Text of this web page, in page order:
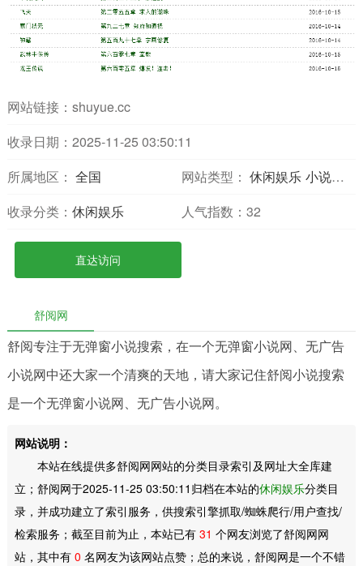
网站链接： shuyue.cc
收录日期：2025-11-25 03:50:11
所属地区： 全国 网站类型： 休闲娱乐 小说网站
收录分类： 休闲娱乐 人气指数： 32
直达访问
舒阅网
舒阅专注于无弹窗小说搜索，在一个无弹窗小说网、无广告
小说网中还大家一个清爽的天地，请大家记住舒阅小说搜索
是一个无弹窗小说网、无广告小说网。
网站说明：
本站在线提供多舒阅网网站的分类目录索引及网址大全库建
立；舒阅网于2025-11-25 03:50:11归档在本站的休闲娱乐分类目
录，并成功建立了索引服务，供搜索引擎抓取/蜘蛛爬行/用户查找/
检索服务；截至目前为止，本站已有 31 个网友浏览了舒阅网网
站，其中有 0 名网友为该网站点赞；总的来说，舒阅网是一个不错